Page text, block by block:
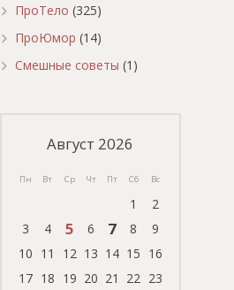
ПроТело (325)
ПроЮмор (14)
Смешные советы (1)
Август 2026
Пн Вт Ср Чт Пт Сб Вс
1
2
3
4 5 6 7 8
9
10 11 12 13 14 15 16
17 18 19 20 21 22 23